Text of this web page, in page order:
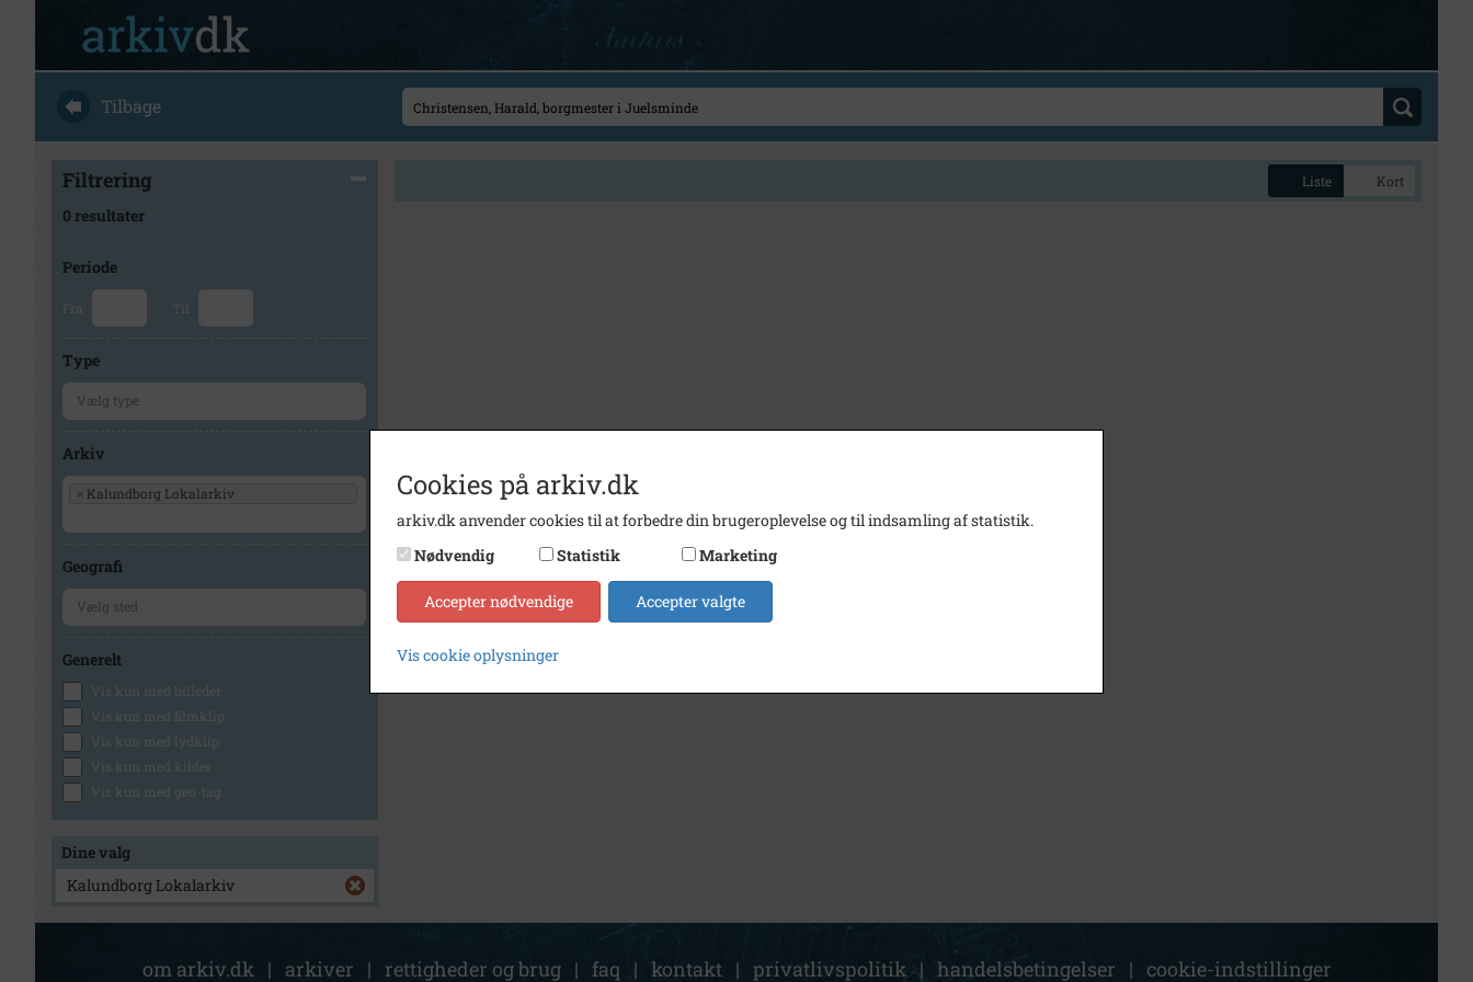
Tilbage
Filtrering
0 resultater
Periode
Fra Til
Type
Arkiv
× Kalundborg Lokalarkiv
Geografi
Generelt
Vis kun med billeder
Vis kun med filmklip
Vis kun med lydklip
Vis kun med kilder
Vis kun med geo-tag
Dine valg
Kalundborg Lokalarkiv
Liste Kort
om arkiv.dk | arkiver | rettigheder og brug | faq | kontakt | privatlivspolitik | handelsbetingelser | cookie-indstillinger
Cookies på arkiv.dk
arkiv.dk anvender cookies til at forbedre din brugeroplevelse og til indsamling af statistik.
Nødvendig
Statistik Marketing
Accepter nødvendige Accepter valgte
Vis cookie oplysninger